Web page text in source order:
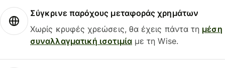
Σύγκρινε παρόχους μεταφοράς χρημάτων
Χωρίς κρυφές χρεώσεις, θα έχεις πάντα τη μέση
συναλλαγματική ισοτιμίαμε τη Wise.